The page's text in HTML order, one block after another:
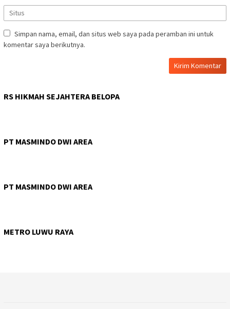
Simpan nama, email, dan situs web saya pada peramban ini untuk
komentar saya berikutnya.
RS HIKMAH SEJAHTERA BELOPA
PT MASMINDO DWI AREA
PT MASMINDO DWI AREA
METRO LUWU RAYA